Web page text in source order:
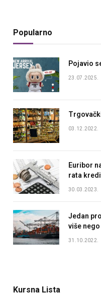
Popularno
Pojavio
23.07.2025.
03.12.2022.
Euribor
rata
30.03.2023.
Jedan
više
31.10.2022.
Kursna Lista